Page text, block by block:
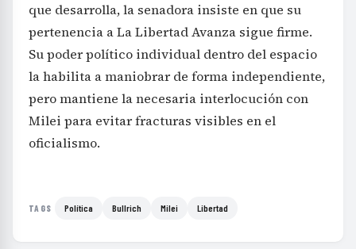
que desarrolla, la senadora insiste en que su
pertenencia a La Libertad Avanza sigue firme.
Su poder político individual dentro del espacio
la habilita a maniobrar de forma independiente,
pero mantiene la necesaria interlocución con
Milei para evitar fracturas visibles en el
oficialismo.
TAGS Política Bullrich Milei Libertad